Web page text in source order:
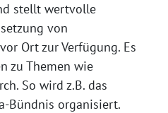
stellt wertvolle
von
Ort zur Verfügung. Es
zu Themen wie
So wird z.B. das
Bündnis organisiert.